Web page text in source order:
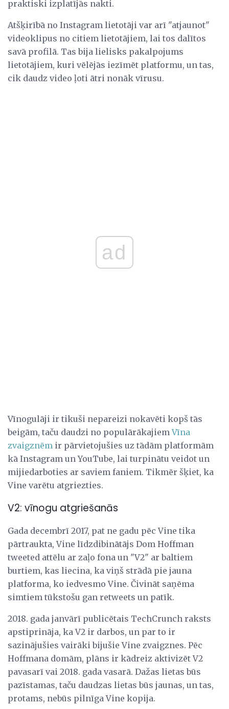
praktiski izplatījās nakti.
Atšķirībā no Instagram lietotāji var arī "atjaunot"
videoklipus no citiem lietotājiem, lai tos dalītos
savā profilā. Tas bija lielisks pakalpojums
lietotājiem, kuri vēlējās iezīmēt platformu, un tas,
cik daudz video ļoti ātri nonāk vīrusu.
ad
Vīnogulāji ir tikuši nepareizi nokavēti kopš tās
beigām, taču daudzi no populārākajiemVīna
zvaigznēm ir pārvietojušies uz tādām platformām
kā Instagram un YouTube, lai turpinātu veidot un
mijiedarboties ar saviem faniem. Tikmēr šķiet, ka
Vine varētu atgriezties.
V2: vīnogu atgriešanās
Gada decembrī 2017, pat ne gadu pēc Vine tika
pārtraukta, Vine līdzdibinātājs Dom Hoffman
tweeted attēlu ar zaļo fona un "V2" ar baltiem
burtiem, kas liecina, ka viņš strādā pie jauna
platforma, ko iedvesmo Vine. Čivināt saņēma
simtiem tūkstošu gan retweets un patīk.
2018. gada janvārī publicētais TechCrunch raksts
apstiprināja, ka V2 ir darbos, un par to ir
sazinājušies vairāki bijušie Vine zvaigznes. Pēc
Hoffmana domām, plāns ir kādreiz aktivizēt V2
pavasarī vai 2018. gada vasarā. Dažas lietas būs
pazīstamas, taču daudzas lietas būs jaunas, un tas,
protams, nebūs pilnīga Vine kopija.